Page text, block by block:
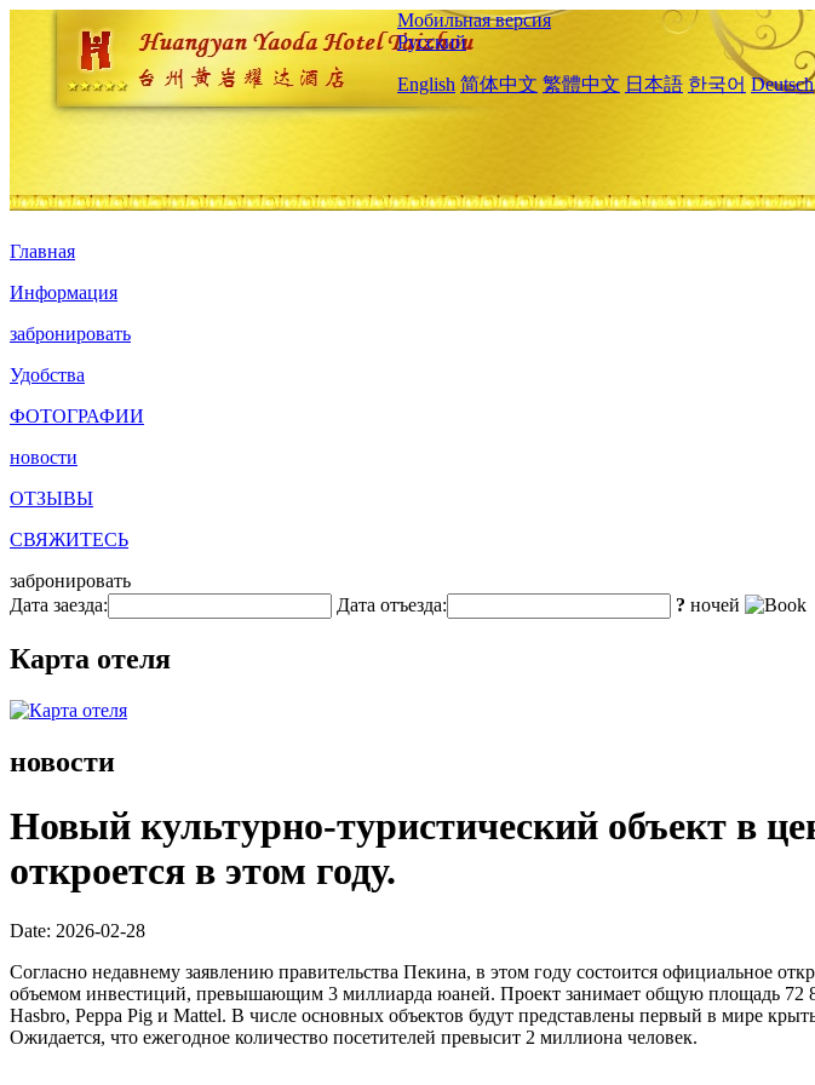
Мобильная версия
Русский
English 简体中文 繁體中文 日本語 한국어 Deutsch
Главная
Информация
забронировать
Удобства
ФОТОГРАФИИ
новости
ОТЗЫВЫ
СВЯЖИТЕСЬ
забронировать
Дата заезда:
Дата отъезда: ? ночей
Карта отеля
новости
Новый культурно-туристический объект в
откроется в этом году.
Date: 2026-02-28
Согласно недавнему заявлению правительства Пекина, в этом году состоится официальное
объемом инвестиций, превышающим 3 миллиарда юаней. Проект занимает общую площадь 72
Hasbro, Peppa Pig и Mattel. В числе основных объектов будут представлены первый в мире
Ожидается, что ежегодное количество посетителей превысит 2 миллиона человек.